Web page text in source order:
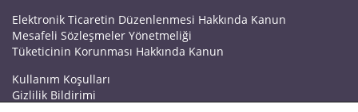
Elektronik Ticaretin Düzenlenmesi Hakkında Kanun
Mesafeli Sözleşmeler Yönetmeliği
Tüketicinin Korunması Hakkında Kanun
Kullanım Koşulları
Gizlilik Bildirimi